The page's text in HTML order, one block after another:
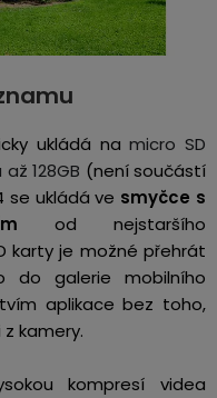
ukládá namicro SD
128GB (není součástí
se ukládá ve smyčce s
od nejstaršího
karty je možné přehrát
do galerie mobilního
aplikace bez toho,
kamery.
kompresí videa